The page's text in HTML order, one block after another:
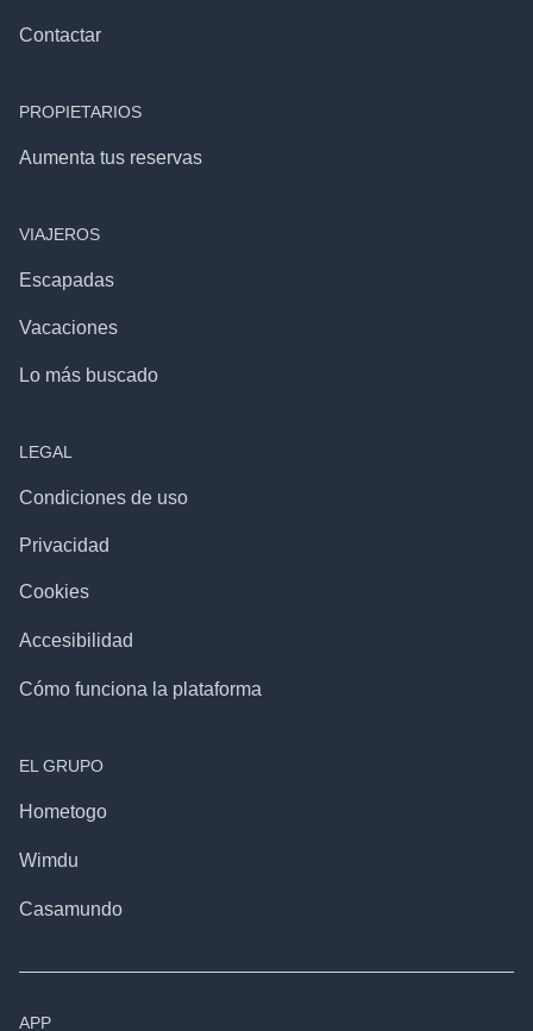
Contactar
PROPIETARIOS
Aumenta tus reservas
VIAJEROS
Escapadas
Vacaciones
Lo más buscado
LEGAL
Condiciones de uso
Privacidad
Cookies
Accesibilidad
Cómo funciona la plataforma
EL GRUPO
Hometogo
Wimdu
Casamundo
APP